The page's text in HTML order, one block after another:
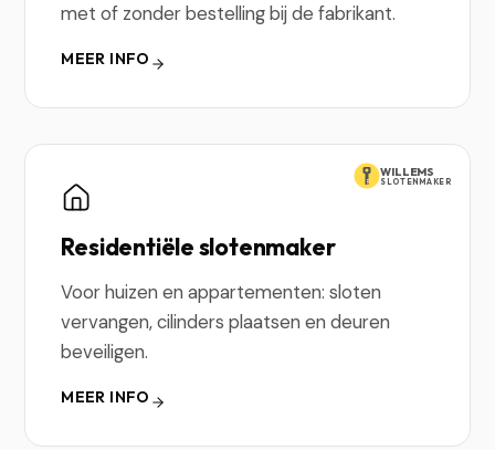
met of zonder bestelling bij de fabrikant.
MEER INFO
WILLEMS
SLOTENMAKER
Residentiële slotenmaker
Voor huizen en appartementen: sloten
vervangen, cilinders plaatsen en deuren
beveiligen.
MEER INFO